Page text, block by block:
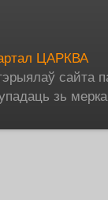
ЦАРКВА
сайта
зь